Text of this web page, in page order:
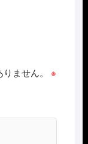
ません。
※